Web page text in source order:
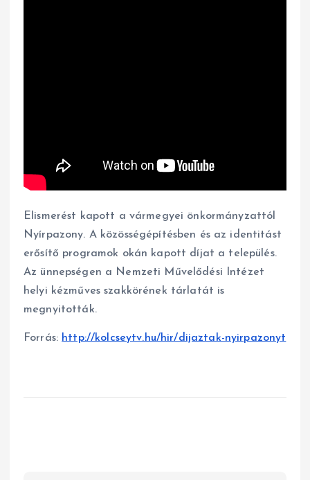
Elismerést kapott a vármegyei önkormányzattól
Nyírpazony. A közösségépítésben és az identitást
erősítő programok okán kapott díjat a település.
Az ünnepségen a Nemzeti Művelődési Intézet
helyi kézműves szakkörének tárlatát is
megnyitották.
Forrás: http://kolcseytv.hu/hir/dijaztak-nyirpazonyt